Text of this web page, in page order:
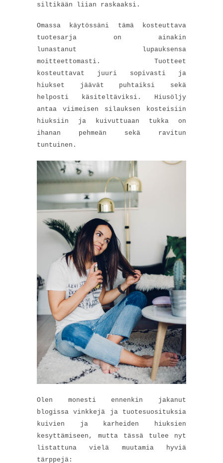
siltikään liian raskaaksi.
Omassa käytössäni tämä kosteuttava
tuotesarja on ainakin
lunastanut lupauksensa
moitteettomasti. Tuotteet
kosteuttavat juuri sopivasti ja
hiukset jäävät puhtaiksi sekä
helposti käsiteltäviksi. Hiusöljy
antaa viimeisen silauksen kosteisiin
hiuksiin ja kuivuttuaan tukka on
ihanan pehmeän sekä ravitun
tuntuinen.
Olen monesti ennenkin jakanut
blogissa vinkkejä ja tuotesuosituksia
kuivien ja karheiden hiuksien
kesyttämiseen, mutta tässä tulee nyt
listattuna vielä muutamia hyviä
tärppejä: